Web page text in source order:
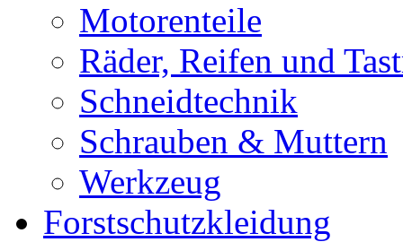
Motorenteile
Räder, Reifen und
Schneidtechnik
Schrauben & Muttern
Werkzeug
Forstschutzkleidung